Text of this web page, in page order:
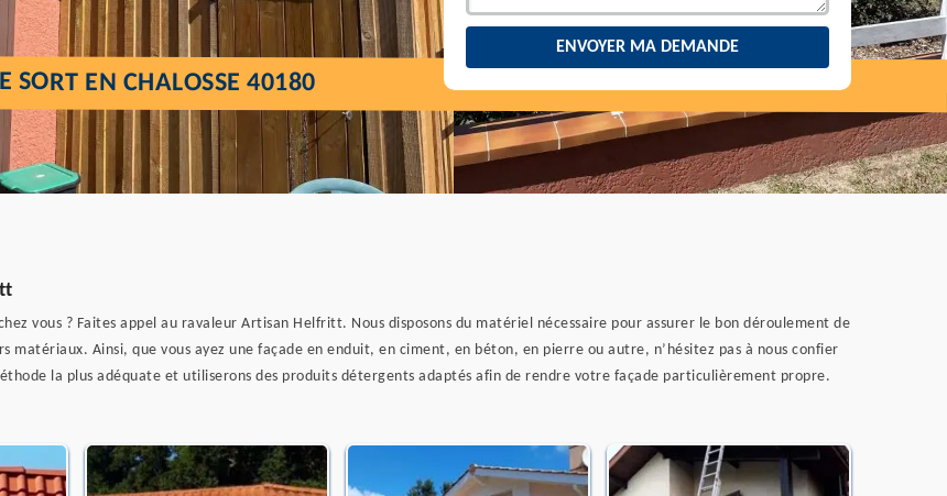
SORT EN CHALOSSE 40180
vous ? Faites appel au ravaleur Artisan Helfritt. Nous disposons du matériel nécessaire pour assurer le bon déroulement de
matériaux. Ainsi, que vous ayez une façade en enduit, en ciment, en béton, en pierre ou autre, n’hésitez pas à nous confier
la plus adéquate et utiliserons des produits détergents adaptés afin de rendre votre façade particulièrement propre.